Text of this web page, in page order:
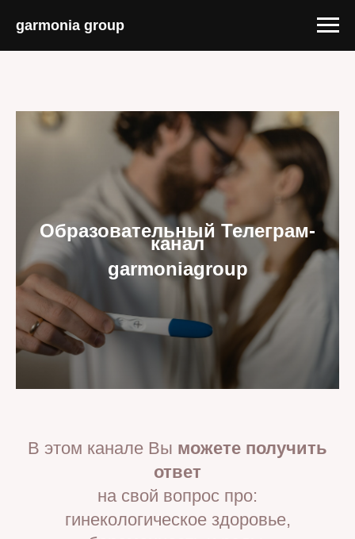
garmonia group
Образовательный Телеграм-
канал
garmoniagroup
В этом канале Вы можете получить
ответ
на свой вопрос про:
гинекологическое здоровье,